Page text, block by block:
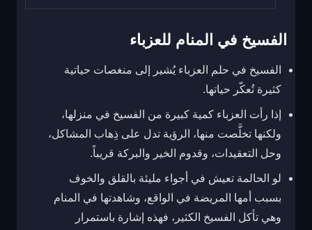
الفسيخ في المنام للعزباء
الفسيخ في حلم العزباء يُشير إلى منغصات حياتية
كثيرة تُعكّر حياتها.
إذا رأت العزباء كمية كبيرة من الفسيخ في منزلها،
ولكنها تخلَّصت منها، الرؤية تدل على ذِهاب المشاكل،
وحل التعقيدات، وقدوم الخير والبركة قريباً.
لو الحالمة تعيش في أجواء مليئة بالقلق والخوف
بسبب أمها المريضة في الواقع، وشاهدتها في المنام
وهي تأكل الفسيخ الكثير، فهذه إشارة باستمرار